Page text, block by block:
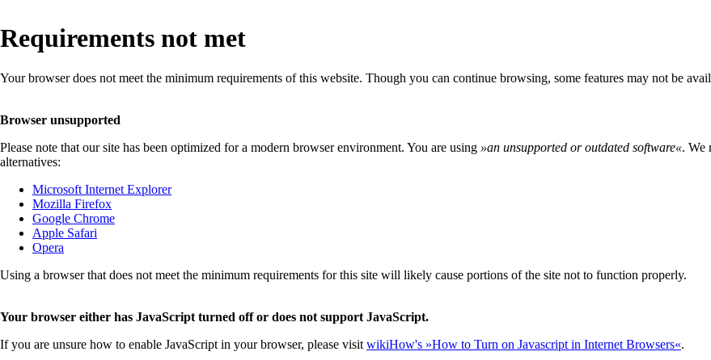
Requirements not met
Your browser does not meet the minimum requirements of this website. Though you can continue browsing, some features may not be
Browser unsupported
Please note that our site has been optimized for a modern browser environment. You are using »an unsupported or outdated software«. We
alternatives:
Microsoft Internet Explorer
Mozilla Firefox
Google Chrome
Apple Safari
Opera
Using a browser that does not meet the minimum requirements for this site will likely cause portions of the site not to function properly.
Your browser either has JavaScript turned off or does not support JavaScript.
If you are unsure how to enable JavaScript in your browser, please visit wikiHow's »How to Turn on Javascript in Internet Browsers«.